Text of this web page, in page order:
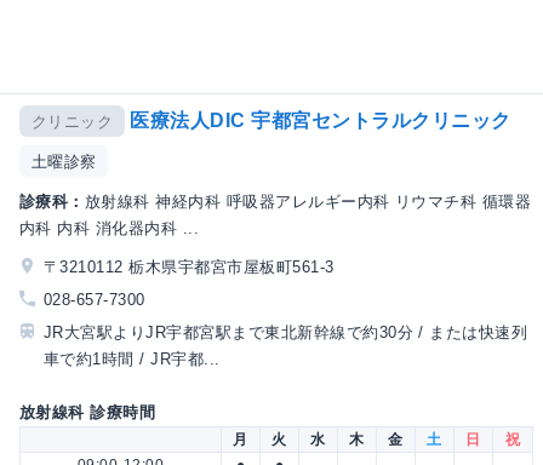
クリニック 医療法人DIC 宇都宮セントラルクリニック
土曜診察
診療科： 放射線科 神経内科 呼吸器アレルギー内科 リウマチ科 循環器
内科 内科 消化器内科 ...
〒3210112 栃木県宇都宮市屋板町561-3
028-657-7300
JR大宮駅よりJR宇都宮駅まで東北新幹線で約30分 / または快速列
車で約1時間 / JR宇都...
放射線科 診療時間
月 火 水 木 金 土 日
祝